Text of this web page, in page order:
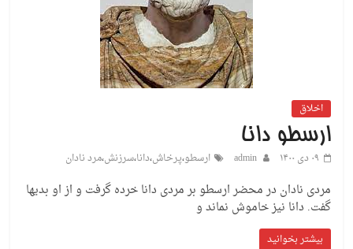
اخلاق
ارسطو دانا
۰۹ دی ۱۴۰۰ admin ارسطو،پرخاش،دانا،سرزنش،مرد نادان
مردی نادان در محضر ارسطو بر مردی دانا خرده گرفت و از او بدیها
گفت. دانا نیز خاموش نماند و
بیشتر بخوانید